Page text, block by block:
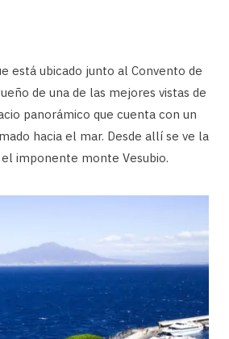
está ubicado junto al Convento de
de una de las mejores vistas de
panorámico que cuenta con un
hacia el mar. Desde allí se ve la
imponente monte Vesubio.